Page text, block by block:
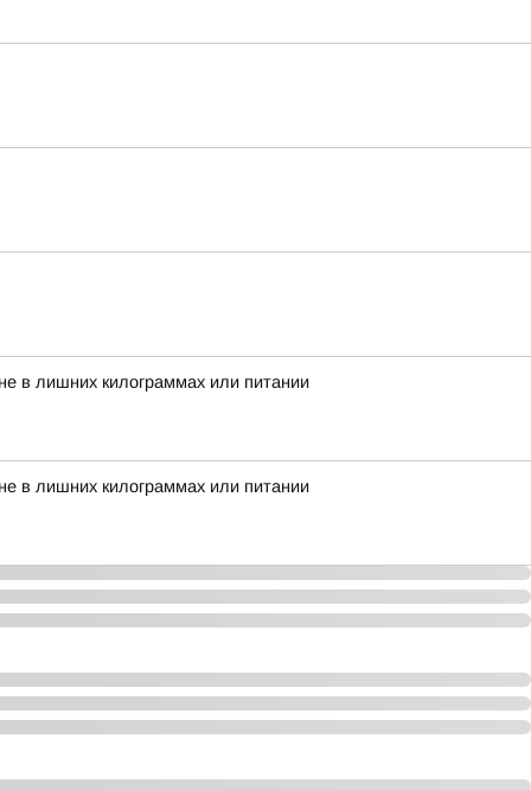
в лишних килограммах или питании
в лишних килограммах или питании